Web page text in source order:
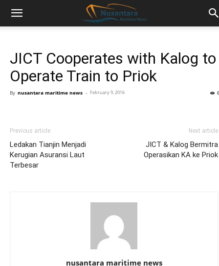
JICT Cooperates with Kalog to
Operate Train to Priok
By nusantara maritime news - February 9, 2016
Previous article
Ledakan Tianjin Menjadi
Kerugian Asuransi Laut
Terbesar
Next article
JICT & Kalog Bermitra
Operasikan KA ke Priok
nusantara maritime news